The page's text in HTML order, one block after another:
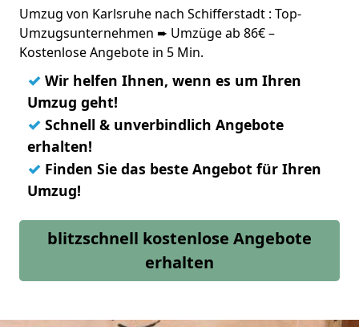
Umzug von Karlsruhe nach Schifferstadt : Top-
Umzugsunternehmen ➨ Umzüge ab 86€ –
Kostenlose Angebote in 5 Min.
✓ Wir helfen Ihnen, wenn es um Ihren
Umzug geht!
✓ Schnell & unverbindlich Angebote
erhalten!
✓ Finden Sie das beste Angebot für Ihren
Umzug!
blitzschnell kostenlose Angebote
erhalten